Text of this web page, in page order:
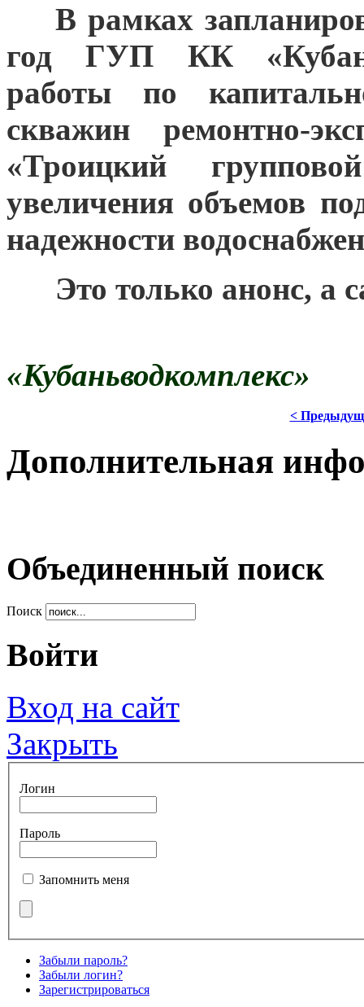
В рамках
год ГУП КК
работы по
скважин ремонтно-
«Троицкий
увеличения объемов
надежности
Это только анонс, а
«Кубаньводкомплекс»
<
Дополнительная
Объединенный поиск
Поиск
Войти
Вход на сайт
Закрыть
Логин
Пароль
Запомнить меня
Забыли пароль?
Забыли логин?
Зарегистрироваться